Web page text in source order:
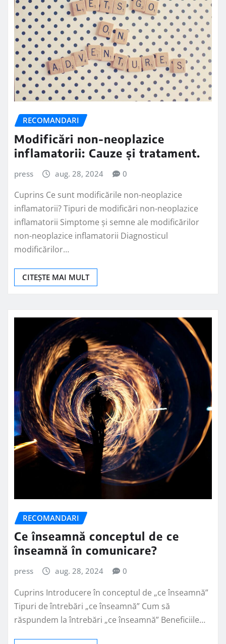
RECOMANDARI
Modificări non-neoplazice
inflamatorii: Cauze și tratament.
press aug. 28, 2024 0
Cuprins Ce sunt modificările non-neoplazice
inflamatorii? Tipuri de modificări non-neoplazice
inflamatorii Simptome și semne ale modificărilor
non-neoplazice inflamatorii Diagnosticul
modificărilor…
CITEȘTE MAI MULT
RECOMANDARI
Ce înseamnă conceptul de ce
înseamnă în comunicare?
press aug. 28, 2024 0
Cuprins Introducere în conceptul de „ce înseamnă”
Tipuri de întrebări „ce înseamnă” Cum să
răspundem la întrebări „ce înseamnă” Beneficiile…